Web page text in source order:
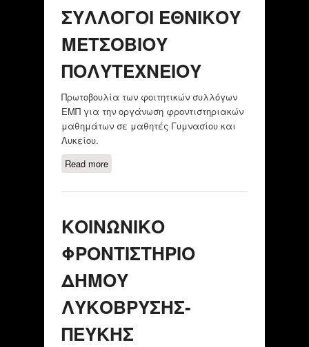
ΣΥΛΛΟΓΟΙ ΕΘΝΙΚΟΥ
ΜΕΤΣΟΒΙΟΥ
ΠΟΛΥΤΕΧΝΕΙΟΥ
Πρωτοβουλία των φοιτητικών συλλόγων
ΕΜΠ για την οργάνωση φροντιστηριακών
μαθημάτων σε μαθητές Γυμνασίου και
Λυκείου.
Read moreabout ΦΟΙΤΗΤΙΚΟΙ ΣΥΛΛΟΓΟΙ
ΠΟΛΥΤΕΧΝΕΙΟΥ
ΚΟΙΝΩΝΙΚΟ
ΦΡΟΝΤΙΣΤΗΡΙΟ
ΔΗΜΟΥ
ΛΥΚΟΒΡΥΣΗΣ-
ΠΕΥΚΗΣ